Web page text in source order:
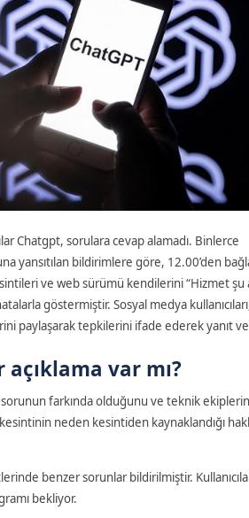
Chatgpt, sorulara cevap alamadı. Binlerce
yansıtılan bildirimlere göre, 12.00’den
ve web sürümü kendilerini “Hizmet şu
göstermiştir. Sosyal medya
paylaşarak tepkilerini ifade ederek yanıt
var mı?
sorunun farkında olduğunu ve teknik
neden kesintiden kaynaklandığı
benzer sorunlar bildirilmiştir.
bekliyor.